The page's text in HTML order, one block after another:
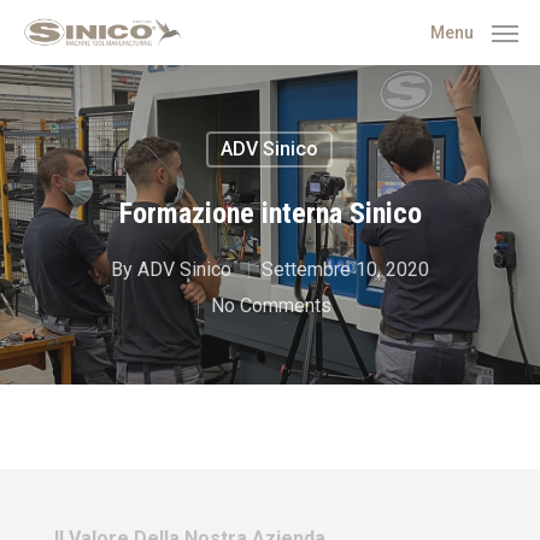
Menu
ADV Sinico
Formazione interna Sinico
By ADV Sinico
Settembre 10, 2020
No Comments